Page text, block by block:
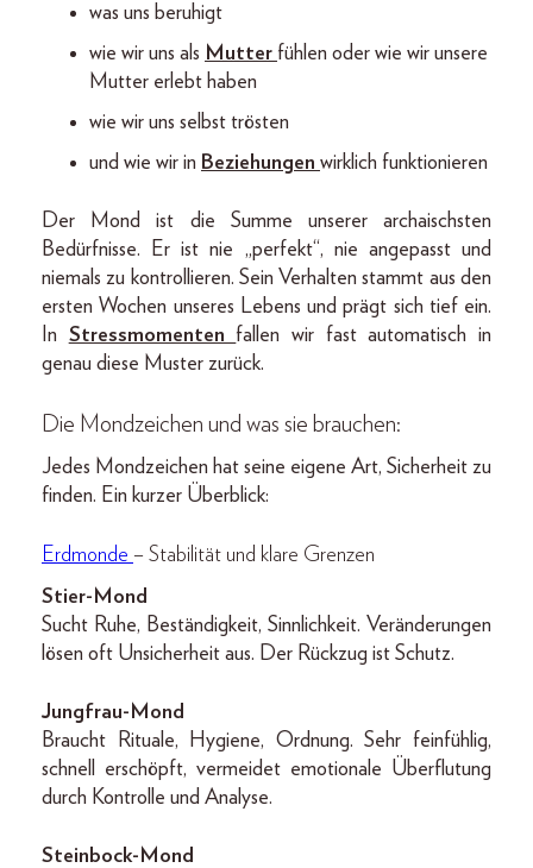
was uns beruhigt
wie wir uns als Mutter fühlen oder wie wir unsere
Mutter erlebt haben
wie wir uns selbst trösten
und wie wir in Beziehungen wirklich funktionieren
Der Mond ist die Summe unserer archaischsten
Bedürfnisse. Er ist nie „perfekt“, nie angepasst und
niemals zu kontrollieren. Sein Verhalten stammt aus den
ersten Wochen unseres Lebens und prägt sich tief ein.
In Stressmomenten fallen wir fast automatisch in
genau diese Muster zurück.
Die Mondzeichen und was sie brauchen:
Jedes Mondzeichen hat seine eigene Art, Sicherheit zu
finden. Ein kurzer Überblick:
Erdmonde – Stabilität und klare Grenzen
Stier-Mond
Sucht Ruhe, Beständigkeit, Sinnlichkeit. Veränderungen
lösen oft Unsicherheit aus. Der Rückzug ist Schutz.
Jungfrau-Mond
Braucht Rituale, Hygiene, Ordnung. Sehr feinfühlig,
schnell erschöpft, vermeidet emotionale Überflutung
durch Kontrolle und Analyse.
Steinbock-Mond